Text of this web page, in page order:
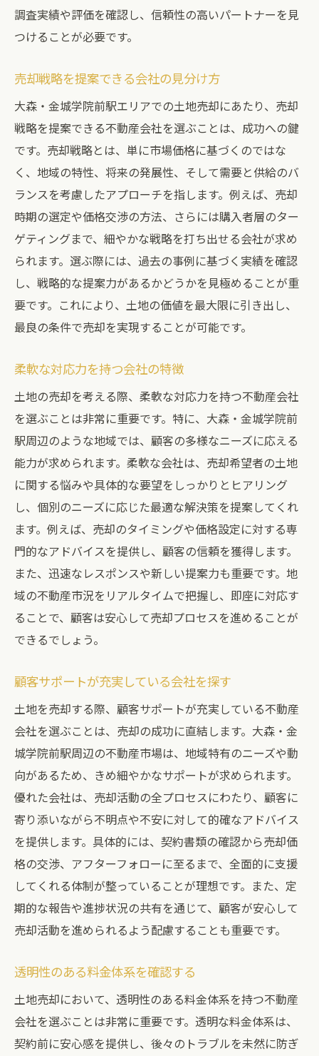
調査実績や評価を確認し、信頼性の高いパートナーを見
つけることが必要です。
売却戦略を提案できる会社の見分け方
大森・金城学院前駅エリアでの土地売却にあたり、売却
戦略を提案できる不動産会社を選ぶことは、成功への鍵
です。売却戦略とは、単に市場価格に基づくのではな
く、地域の特性、将来の発展性、そして需要と供給のバ
ランスを考慮したアプローチを指します。例えば、売却
時期の選定や価格交渉の方法、さらには購入者層のター
ゲティングまで、細やかな戦略を打ち出せる会社が求め
られます。選ぶ際には、過去の事例に基づく実績を確認
し、戦略的な提案力があるかどうかを見極めることが重
要です。これにより、土地の価値を最大限に引き出し、
最良の条件で売却を実現することが可能です。
柔軟な対応力を持つ会社の特徴
土地の売却を考える際、柔軟な対応力を持つ不動産会社
を選ぶことは非常に重要です。特に、大森・金城学院前
駅周辺のような地域では、顧客の多様なニーズに応える
能力が求められます。柔軟な会社は、売却希望者の土地
に関する悩みや具体的な要望をしっかりとヒアリング
し、個別のニーズに応じた最適な解決策を提案してくれ
ます。例えば、売却のタイミングや価格設定に対する専
門的なアドバイスを提供し、顧客の信頼を獲得します。
また、迅速なレスポンスや新しい提案力も重要です。地
域の不動産市況をリアルタイムで把握し、即座に対応す
ることで、顧客は安心して売却プロセスを進めることが
できるでしょう。
顧客サポートが充実している会社を探す
土地を売却する際、顧客サポートが充実している不動産
会社を選ぶことは、売却の成功に直結します。大森・金
城学院前駅周辺の不動産市場は、地域特有のニーズや動
向があるため、きめ細やかなサポートが求められます。
優れた会社は、売却活動の全プロセスにわたり、顧客に
寄り添いながら不明点や不安に対して的確なアドバイス
を提供します。具体的には、契約書類の確認から売却価
格の交渉、アフターフォローに至るまで、全面的に支援
してくれる体制が整っていることが理想です。また、定
期的な報告や進捗状況の共有を通じて、顧客が安心して
売却活動を進められるよう配慮することも重要です。
透明性のある料金体系を確認する
土地売却において、透明性のある料金体系を持つ不動産
会社を選ぶことは非常に重要です。透明な料金体系は、
契約前に安心感を提供し、後々のトラブルを未然に防ぎ